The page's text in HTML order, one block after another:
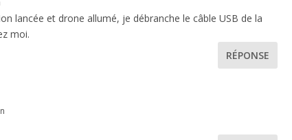
lancée et drone allumé, je débranche le câble USB de la
moi.
RÉPONSE